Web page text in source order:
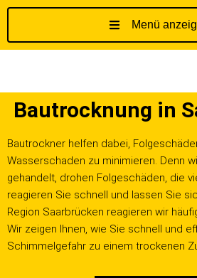
n
a
l
t
s
p
r
i
Menü
Bautrocknung in
Bautrockner helfen dabei,
Wasserschaden zu minimieren. Denn
gehandelt, drohen Folgeschäden, die
reagieren Sie schnell und lassen Sie
Region Saarbrücken reagieren wir
Wir zeigen Ihnen, wie Sie schnell und
Schimmelgefahr zu einem trockenen